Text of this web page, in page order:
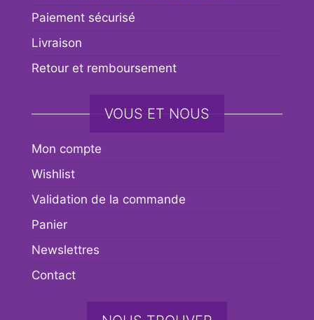
Paiement sécurisé
Livraison
Retour et remboursement
VOUS ET NOUS
Mon compte
Wishlist
Validation de la commande
Panier
Newslettres
Contact